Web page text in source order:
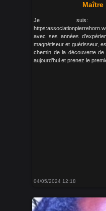
Maître
Je suis:
avec ses années
magnétiseur et guérisseur,
chemin de la découverte
aujourd’hui et prenez le
04/05/2024 12:18